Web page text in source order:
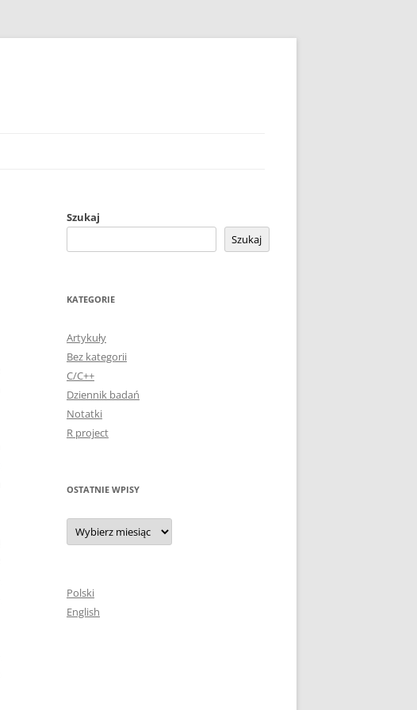
Szukaj
Szukaj
KATEGORIE
Artykuły
Bez kategorii
C/C++
Dziennik badań
Notatki
R project
OSTATNIE WPISY
Ostatnie
wpisy
Polski
English